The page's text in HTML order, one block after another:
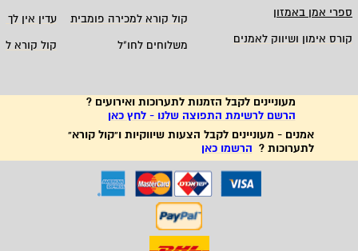
ספרי אמן באמזון
קול קורא למכירה פומבית
עדין אין לך
קורס אימון ושיווק לאמנים
משלוחים לחו"ל קול קורא
מעוניינים לקבל הזמנות לתערוכות ואירועים ?
הרשם לרשימת התפוצה שלנו - לחץ כאן
אמנים - מעוניינים לקבל הצעות שיווקיות ו"קול קורא"
לתערוכות ? הרשמו כאן